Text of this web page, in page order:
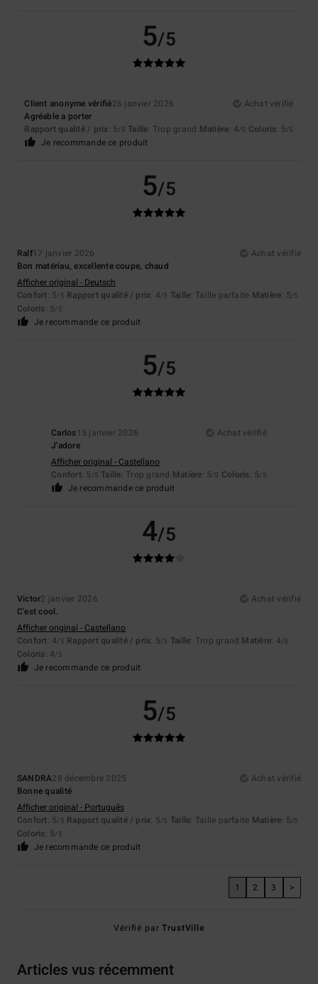
5/5
Client anonyme vérifié26 janvier 2026
Achat vérifié
Agréable a porter
Rapport qualité / prix: 5/5 Taille: Trop grand Matière: 4/5 Coloris: 5/5
Je recommande ce produit
5/5
Ralf17 janvier 2026
Achat vérifié
Bon matériau, excellente coupe, chaud
Afficher original - Deutsch
Confort: 5/5 Rapport qualité / prix: 4/5 Taille: Taille parfaite Matière: 5/5
Coloris: 5/5
Je recommande ce produit
5/5
Carlos15 janvier 2026
Achat vérifié
J'adore
Afficher original - Castellano
Confort: 5 /5 Taille: Trop grand Matière: 5/5 Coloris: 5/5
Je recommande ce produit
4/5
Victor2 janvier 2026
Achat vérifié
C'est cool.
Afficher original - Castellano
Confort: 4/5 Rapport qualité / prix: 5/5 Taille: Trop grand Matière: 4/5
Coloris: 4/5
Je recommande ce produit
5/5
SANDRA28 décembre 2025
Achat vérifié
Bonne qualité
Afficher original - Português
Confort: 5/5 Rapport qualité / prix: 5/5 Taille: Taille parfaite Matière: 5/5
Coloris: 5/5
Je recommande ce produit
1 2 3 >
Vérifié parTrustVille
Articles vus récemment